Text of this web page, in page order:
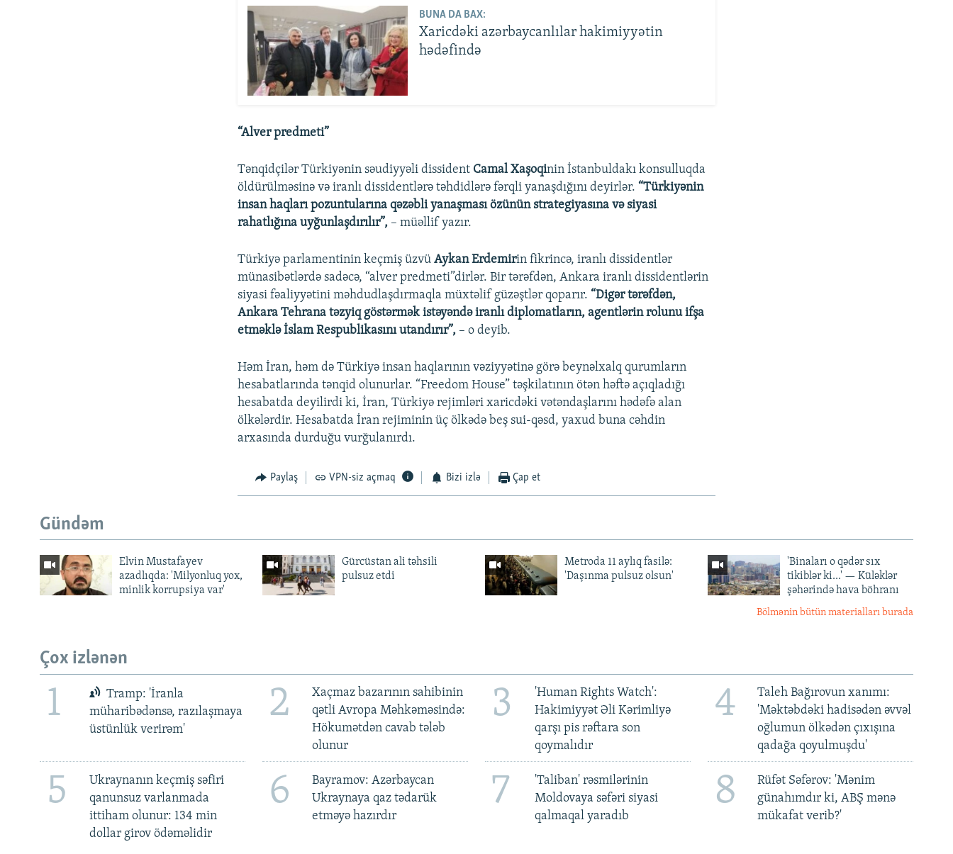
BUNA DA BAX:
Xaricdəki azərbaycanlılar hakimiyyətin
hədəfində
“Alver predmeti”
Tənqidçilər Türkiyənin səudiyyəli dissident Camal Xaşoqinin İstanbuldakı konsulluqda
öldürülməsinə və iranlı dissidentlərə təhdidlərə fərqli yanaşdığını deyirlər. “Türkiyənin
insan haqları pozuntularına qəzəbli yanaşması özünün strategiyasına və siyasi
rahatlığına uyğunlaşdırılır”, – müəllif yazır.
Türkiyə parlamentinin keçmiş üzvüAykan Erdemirin fikrincə, iranlı dissidentlər
münasibətlərdə sadəcə, “alver predmeti”dirlər. Bir tərəfdən, Ankara iranlı dissidentlərin
siyasi fəaliyyətini məhdudlaşdırmaqla müxtəlif güzəştlər qoparır. “Digər tərəfdən,
Ankara Tehrana təzyiq göstərmək istəyəndə iranlı diplomatların, agentlərin rolunu ifşa
etməklə İslam Respublikasını utandırır”, – o deyib.
Həm İran, həm də Türkiyə insan haqlarının vəziyyətinə görə beynəlxalq qurumların
hesabatlarında tənqid olunurlar. “Freedom House” təşkilatının ötən həftə açıqladığı
hesabatda deyilirdi ki, İran, Türkiyə rejimləri xaricdəki vətəndaşlarını hədəfə alan
ölkələrdir. Hesabatda İran rejiminin üç ölkədə beş sui-qəsd, yaxud buna cəhdin
arxasında durduğu vurğulanırdı.
Paylaş VPN-siz açmaq Bizi izlə Çap et
Gündəm
Elvin Mustafayev
azadlıqda: 'Milyonluq yox,
minlik korrupsiya var'
Gürcüstan ali təhsili
pulsuz etdi
Metroda 11 aylıq fasilə:
'Daşınma pulsuz olsun'
'Binaları o qədər sıx
tikiblər ki...' — Küləklər
şəhərində hava böhranı
Bölmənin bütün materialları burada
Çox izlənən
1
Tramp: 'İranla
müharibədənsə, razılaşmaya
üstünlük verirəm'
2
Xaçmaz bazarının sahibinin
qətli Avropa Məhkəməsində:
Hökumətdən cavab tələb
olunur
3
'Human Rights Watch':
Hakimiyyət Əli Kərimliyə
qarşı pis rəftara son
qoymalıdır
4
Taleh Bağırovun xanımı:
'Məktəbdəki hadisədən əvvəl
oğlumun ölkədən çıxışına
qadağa qoyulmuşdu'
5
Ukraynanın keçmiş səfiri
qanunsuz varlanmada
ittiham olunur: 134 min
dollar girov ödəməlidir
6
Bayramov: Azərbaycan
Ukraynaya qaz tədarük
etməyə hazırdır
7
'Taliban' rəsmilərinin
Moldovaya səfəri siyasi
qalmaqal yaradıb
8
Rüfət Səfərov: 'Mənim
günahımdır ki, ABŞ mənə
mükafat verib?'